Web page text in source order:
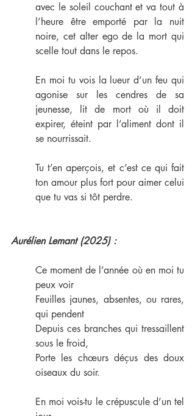
avec le soleil couchant et va tout à
l’heure être emporté par la nuit
noire, cet alter ego de la mort qui
scelle tout dans le repos.
En moi tu vois la lueur d’un feu qui
agonise sur les cendres de sa
jeunesse, lit de mort où il doit
expirer, éteint par l’aliment dont il
se nourrissait.
Tu t’en aperçois, et c’est ce qui fait
ton amour plus fort pour aimer celui
que tu vas si tôt perdre.
Aurélien Lemant (2025) :
Ce moment de l’année où en moi tu
peux voir
Feuilles jaunes, absentes, ou rares,
qui pendent
Depuis ces branches qui tressaillent
sous le froid,
Porte les chœurs déçus des doux
oiseaux du soir.
En moi vois-tu le crépuscule d’un tel